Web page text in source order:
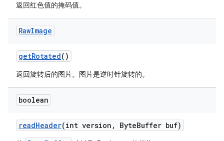
返回红色值的掩码值。
RawImage
getRotated()
返回旋转后的图片。图片是逆时针旋转的。
boolean
readHeader(int version , ByteBuffer buf)